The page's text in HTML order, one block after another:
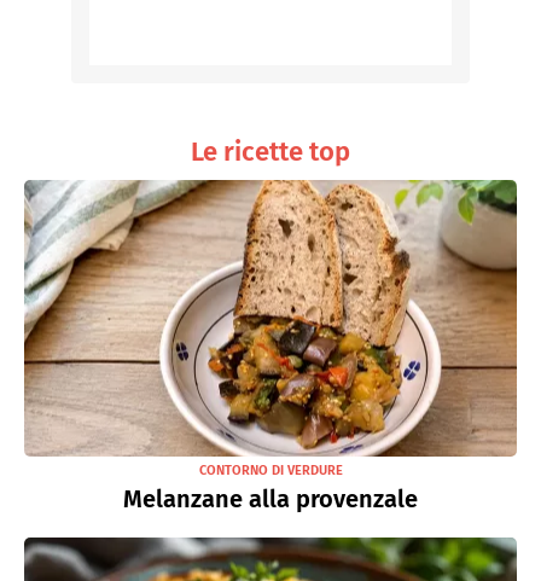
Le ricette top
CONTORNO DI VERDURE
Melanzane alla provenzale